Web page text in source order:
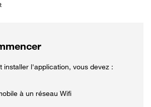
installer l'application, vous devez :
à un réseau Wifi